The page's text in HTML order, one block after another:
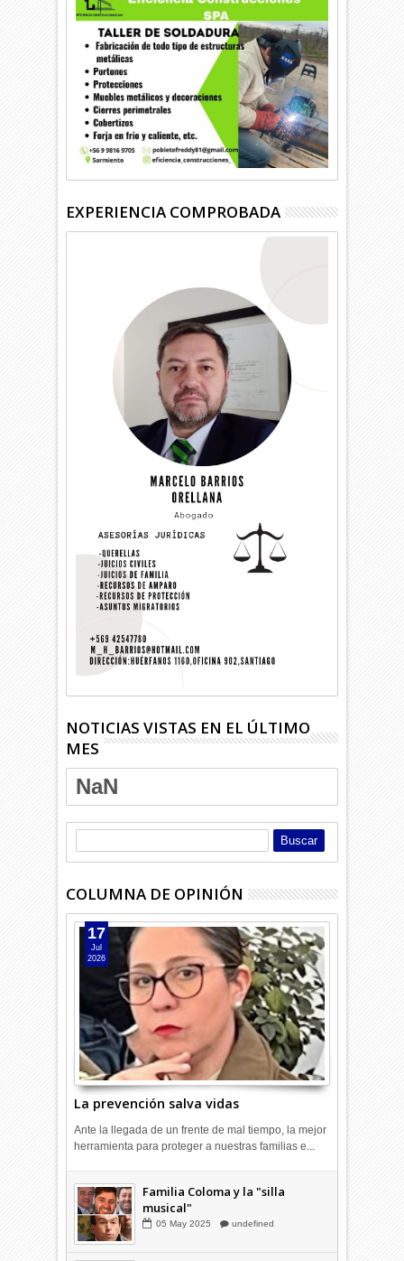
EXPERIENCIA COMPROBADA
NOTICIAS VISTAS EN EL ÚLTIMO
MES
NaN
COLUMNA DE OPINIÓN
La prevención salva vidas
17
Jul
2026
Ante la llegada de un frente de mal tiempo, la mejor
herramienta para proteger a nuestras familias e...
Combustibles en alza: cada uno
a su rincón
03 Abr 2026 undefined
musical"